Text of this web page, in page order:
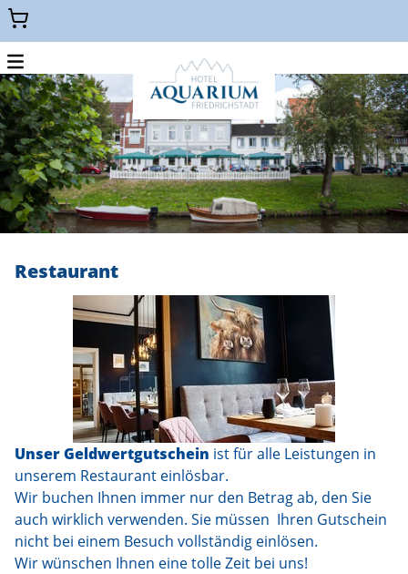
Menu
WELLNESS GUTSCHEINE
KULINARISCHE GUTSCHEINE
HOTEL GUTSCHEINE
ZURÜCK ZUR HAUPTSEITE
Restaurant
Unser Geldwertgutschein ist für alle Leistungen in
unserem Restaurant einlösbar.
Wir buchen Ihnen immer nur den Betrag ab, den Sie
auch wirklich verwenden. Sie müssen Ihren Gutschein
nicht bei einem Besuch vollständig einlösen.
Wir wünschen Ihnen eine tolle Zeit bei uns!